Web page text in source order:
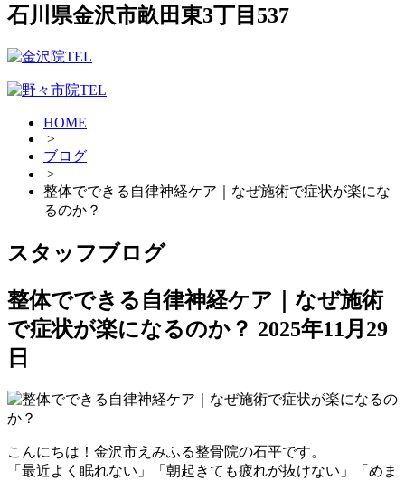
石川県金沢市畝田東3丁目537
HOME
>
ブログ
>
整体でできる自律神経ケア｜なぜ施術で症状が楽にな
るのか？
スタッフブログ
整体でできる自律神経ケア｜なぜ施術
で症状が楽になるのか？ 2025年11月29
日
こんにちは！金沢市えみふる整骨院の石平です。
「最近よく眠れない」「朝起きても疲れが抜けない」「めま